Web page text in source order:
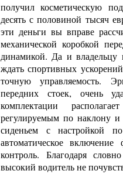
получил косметическую
десять с половиной тысяч
эти деньги вы вправе
механической коробкой
динамикой. Да и владельцу
ждать спортивных
точную управляемость.
передних стоек, очень
комплектации
регулируемым по наклону
сиденьем с настройкой
автоматическое
контроль. Благодаря
высокий водитель не